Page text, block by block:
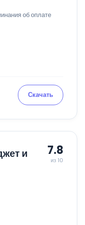
об оплате
Скачать
и
7.8
из 10